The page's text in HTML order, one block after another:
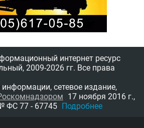
интернет ресурс
2009-2026 гг. Все права
сетевое издание,
17 ноября 2016 г.,
ФС 77 - 67745 Подробнее